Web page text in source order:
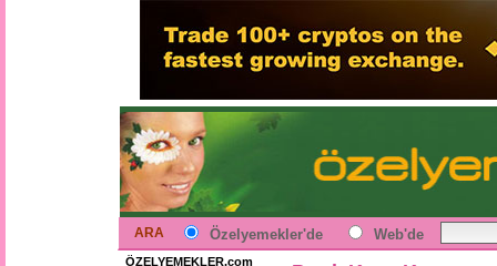
ARA Özelyemekler'de Web'de
ÖZELYEMEKLER.com